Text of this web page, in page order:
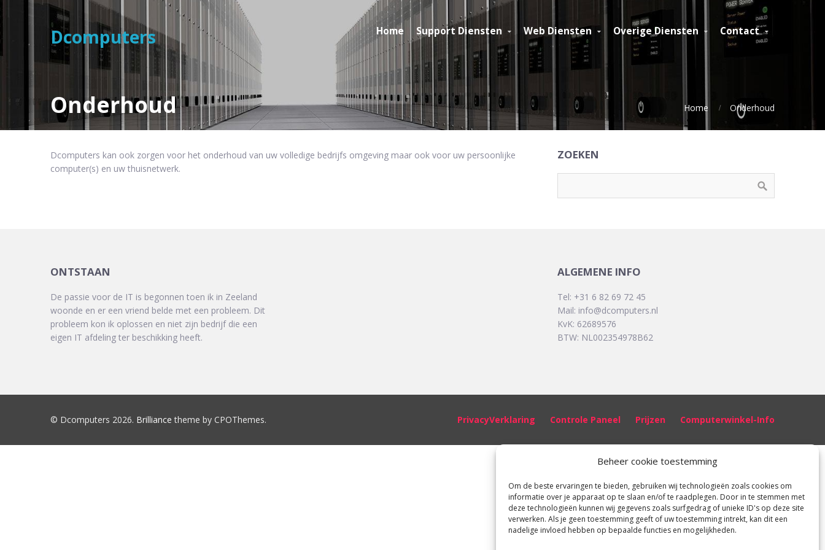
Beheer cookie toestemming
Om de beste ervaringen te bieden, gebruiken wij technologieën zoals cookies om
informatie over je apparaat op te slaan en/of te raadplegen. Door in te stemmen met
deze technologieën kunnen wij gegevens zoals surfgedrag of unieke ID's op deze site
verwerken. Als je geen toestemming geeft of uw toestemming intrekt, kan dit een
nadelige invloed hebben op bepaalde functies en mogelijkheden.
Dcomputers Home Support Diensten Web Diensten Overige Diensten Contact
Onderhoud Home Onderhoud
Dcomputers kan ook zorgen voor het onderhoud van uw volledige bedrijfs omgeving maar ook voor uw persoonlijke
computer(s) en uw thuisnetwerk.
ZOEKEN
ONTSTAAN
De passie voor de IT is begonnen toen ik in Zeeland
woonde en er een vriend belde met een probleem. Dit
probleem kon ik oplossen en niet zijn bedrijf die een
eigen IT afdeling ter beschikking heeft.
ALGEMENE INFO
Tel: +31 6 82 69 72 45
Mail: info@dcomputers.nl
KvK: 62689576
BTW: NL002354978B62
PrivacyVerklaring Controle Paneel Prijzen Computerwinkel-Info
© Dcomputers 2026. Brilliance theme by CPOThemes.